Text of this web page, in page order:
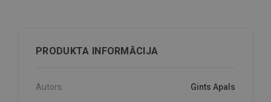
PRODUKTA INFORMĀCIJA
Autors: Gints Apals